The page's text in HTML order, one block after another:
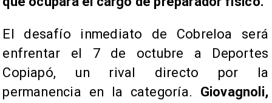
El desafío inmediato de Cobreloa será
enfrentar el 7 de octubre a Deportes
Copiapó, un rival directo por la
permanencia en la categoría. Giovagnoli,